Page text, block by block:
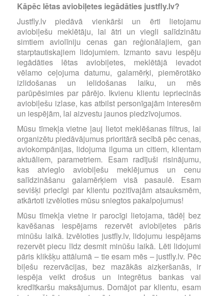
Kāpēc lētas aviobiļetes iegādāties justfly.lv?
Justfly.lv piedāvā vienkārši un ērti lietojamu
aviobiļešu meklētāju, lai ātri un viegli salīdzinātu
simtiem aviolīniju cenas gan reģionālajiem, gan
starptautiskajiem lidojumiem. Izmanto savu iespēju
iegādāties lētas aviobiļetes, meklētājā ievadot
vēlamo ceļojuma datumu, galamērķi, piemērotāko
izlidošanas un ielidošanas laiku, un mēs
parūpēsimies par pārējo. Ikvienu klientu iepriecinās
aviobiļešu izlase, kas atbilst personīgajām interesēm
un iespējām, lai aizvestu jaunos piedzīvojumos.
Mūsu tīmekļa vietne ļauj lietot meklēšanas filtrus, lai
organizētu piedāvājumus prioritārā secībā pēc cenas,
aviokompānijas, lidojuma ilguma un citiem, klientam
aktuāliem, parametriem. Esam radījuši risinājumu,
kas atvieglo aviobiļešu meklējumus un cenu
salīdzināšanu galamērķiem visā pasaulē. Esam
sevišķi priecīgi par klientu pozitīvajām atsauksmēm,
atkārtoti izvēloties mūsu sniegtos pakalpojumus!
Mūsu tīmekļa vietne ir parocīgi lietojama, tādēļ bez
kavēšanas iespējams rezervēt aviobiļetes pāris
minūšu laikā. Izvēloties justfly.lv, lidojumu iespējams
rezervēt piecu līdz desmit minūšu laikā. Lēti lidojumi
pāris klikšķu attālumā – tie esam mēs – justfly.lv. Pēc
biļešu rezervācijas, bez mazākās aizķeršanās, ir
iespēja veikt drošus un integrētus bankas vai
kredītkaršu maksājumus. Domājot par klientu, esam